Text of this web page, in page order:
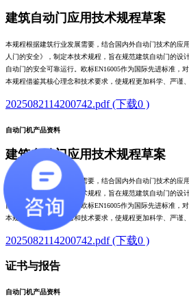
建筑自动门应用技术规程草案
本规程根据建筑行业发展需要，结合国内外自动门技术的应
人门的安全》，制定本技术规程，旨在规范建筑自动门的设
自动门的安全可靠运行。欧标EN16005作为国际先进标准，
本规程借鉴其核心理念和技术要求，使规程更加科学、严谨、
2025082114200742.pdf (下载0 )
自动门机产品资料
建筑自动门应用技术规程草案
本规程根据建筑行业发展需要，结合国内外自动门技术的应
人门的安全》，制定本技术规程，旨在规范建筑自动门的设
自动门的安全可靠运行。欧标EN16005作为国际先进标准，
本规程借鉴其核心理念和技术要求，使规程更加科学、严谨、
2025082114200742.pdf (下载0 )
证书与报告
自动门机产品资料